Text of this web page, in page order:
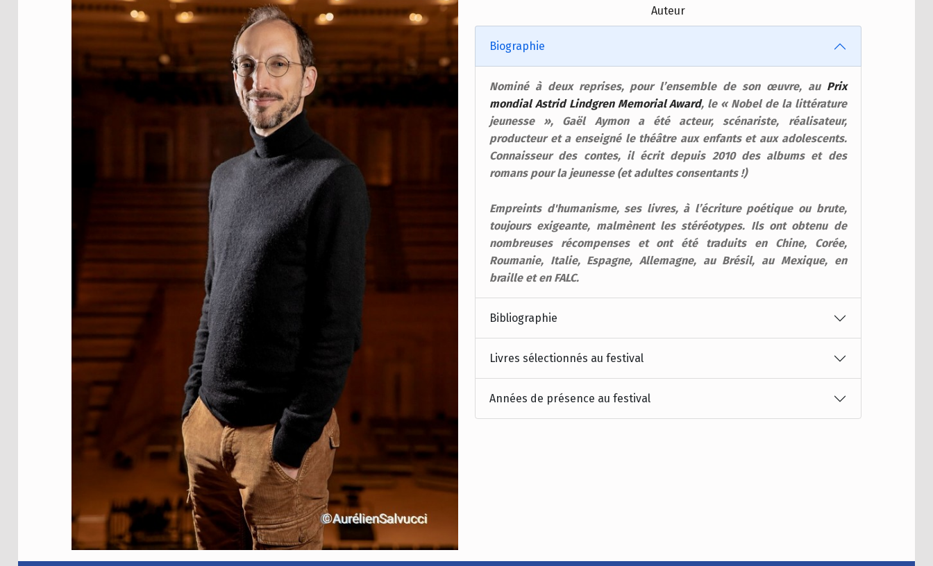
Auteur
Biographie
Nominé à deux reprises, pour l’ensemble de son œuvre, auPrix
mondial Astrid Lindgren Memorial Award, le « Nobel de la littérature
jeunesse », Gaël Aymon a été acteur, scénariste, réalisateur,
producteur et a enseigné le théâtre aux enfants et aux adolescents.
Connaisseur des contes, il écrit depuis 2010 des albums et des
romans pour la jeunesse (et adultes consentants !)
Empreints d'humanisme, ses livres, à l’écriture poétique ou brute,
toujours exigeante, malmènent les stéréotypes. Ils ont obtenu de
nombreuses récompenses et ont été traduits en Chine, Corée,
Roumanie, Italie, Espagne, Allemagne, au Brésil, au Mexique, en
braille et en FALC.
Bibliographie
Livres sélectionnés au festival
Années de présence au festival